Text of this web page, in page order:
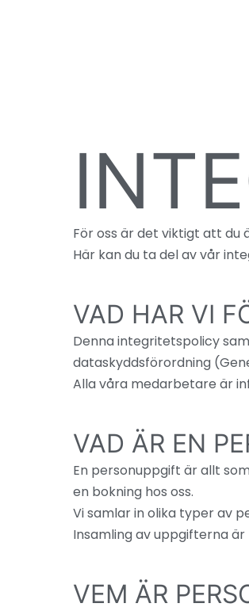
För oss är det viktigt att du
Här kan du ta del av vår
VAD HAR VI
Denna integritetspolicy
dataskyddsförordning
Alla våra medarbetare är
VAD ÄR EN
En personuppgift är allt
en bokning hos oss.
Vi samlar in olika typer av
Insamling av uppgifterna
VEM ÄR